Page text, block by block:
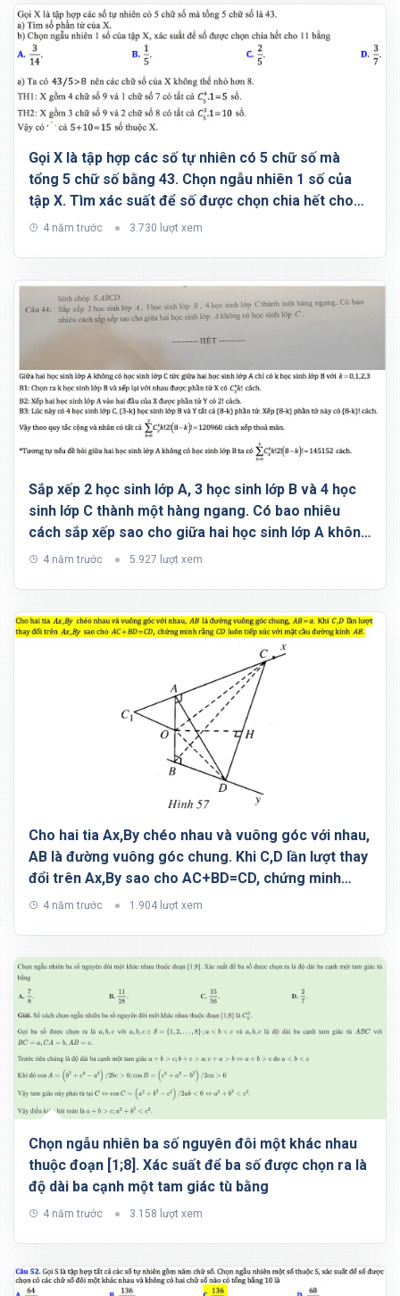
Gọi X là tập hợp các số tự nhiên có 5 chữ số mà
tổng 5 chữ số bằng 43. Chọn ngẫu nhiên 1 số của
tập X. Tìm xác suất để số được chọn chia hết cho
11 4 năm trước 3.730 lượt xem
Sắp xếp 2 học sinh lớp A, 3 học sinh lớp B và 4 học
sinh lớp C thành một hàng ngang. Có bao nhiêu
cách sắp xếp sao cho giữa hai học sinh lớp A không
có học sinh lớp C?
4 năm trước 5.927 lượt xem
Cho hai tia Ax,By chéo nhau và vuông góc với nhau,
AB là đường vuông góc chung. Khi C,D lần lượt thay
đổi trên Ax,By sao cho AC+BD=CD, chứng minh
rằng CD luôn tiếp xúc với mặt cầu đường kính AB
4 năm trước 1.904 lượt xem
Chọn ngẫu nhiên ba số nguyên đôi một khác nhau
thuộc đoạn [1;8]. Xác suất để ba số được chọn ra là
độ dài ba cạnh một tam giác tù bằng
4 năm trước 3.158 lượt xem